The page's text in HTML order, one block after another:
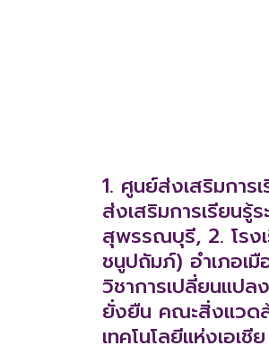
1. ศูนย์ส่งเสริมการ
ส่งเสริมการเรียนรู้
สุพรรณบุรี, 2. โรง
ชนูปถัมภ์) อำเภอเ
วิชาการเปลี่ยนแป
ยั่งยืน คณะสิ่งแวด
เทคโนโลยีแห่งเอเชีย